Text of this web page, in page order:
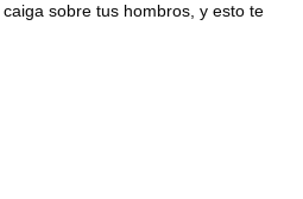
sobre tus hombros, y esto te